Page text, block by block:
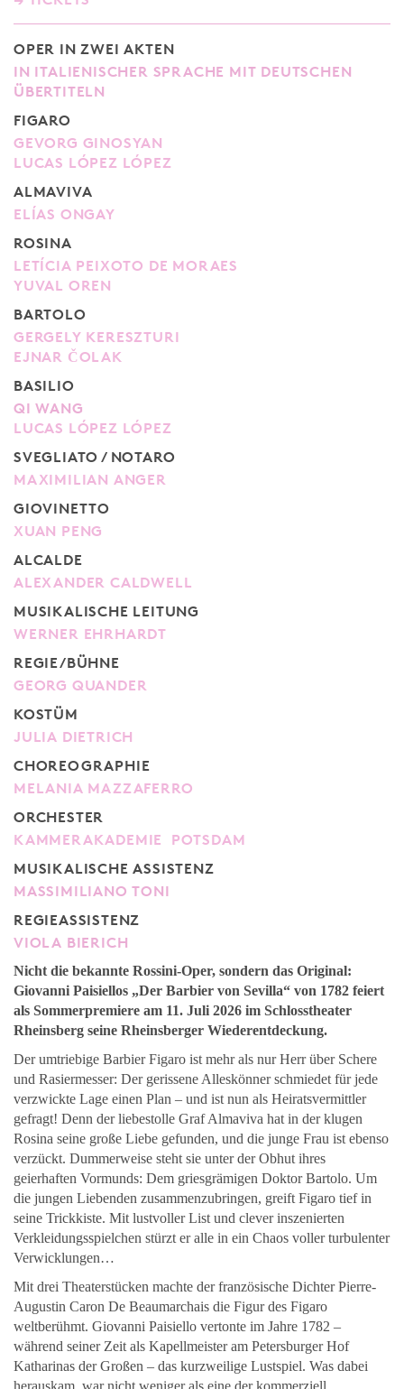
OPER IN ZWEI AKTEN
IN ITALIENISCHER SPRACHE MIT DEUTSCHEN
ÜBERTITELN
FIGARO
GEVORG GINOSYAN
LUCAS LÓPEZ LÓPEZ
ALMAVIVA
ELÍAS ONGAY
ROSINA
LETÍCIA PEIXOTO DE MORAES
YUVAL OREN
BARTOLO
GERGELY KERESZTURI
EJNAR ČOLAK
BASILIO
QI WANG
LUCAS LÓPEZ LÓPEZ
SVEGLIATO / NOTARO
MAXIMILIAN ANGER
GIOVINETTO
XUAN PENG
ALCALDE
ALEXANDER CALDWELL
MUSIKALISCHE LEITUNG
WERNER EHRHARDT
REGIE/BÜHNE
GEORG QUANDER
KOSTÜM
JULIA DIETRICH
CHOREOGRAPHIE
MELANIA MAZZAFERRO
ORCHESTER
KAMMERAKADEMIE POTSDAM
MUSIKALISCHE ASSISTENZ
MASSIMILIANO TONI
REGIEASSISTENZ
VIOLA BIERICH
Nicht die bekannte Rossini-Oper, sondern das Original:
Giovanni Paisiellos „Der Barbier von Sevilla“ von 1782 feiert
als Sommerpremiere am 11. Juli 2026 im Schlosstheater
Rheinsberg seine Rheinsberger Wiederentdeckung.
Der umtriebige Barbier Figaro ist mehr als nur Herr über Schere
und Rasiermesser: Der gerissene Alleskönner schmiedet für jede
verzwickte Lage einen Plan – und ist nun als Heiratsvermittler
gefragt! Denn der liebestolle Graf Almaviva hat in der klugen
Rosina seine große Liebe gefunden, und die junge Frau ist ebenso
verzückt. Dummerweise steht sie unter der Obhut ihres
geierhaften Vormunds: Dem griesgrämigen Doktor Bartolo. Um
die jungen Liebenden zusammenzubringen, greift Figaro tief in
seine Trickkiste. Mit lustvoller List und clever inszenierten
Verkleidungsspielchen stürzt er alle in ein Chaos voller turbulenter
Verwicklungen…
Mit drei Theaterstücken machte der französische Dichter Pierre-
Augustin Caron De Beaumarchais die Figur des Figaro
weltberühmt. Giovanni Paisiello vertonte im Jahre 1782 –
während seiner Zeit als Kapellmeister am Petersburger Hof
Katharinas der Großen – das kurzweilige Lustspiel. Was dabei
herauskam, war nicht weniger als eine der kommerziell